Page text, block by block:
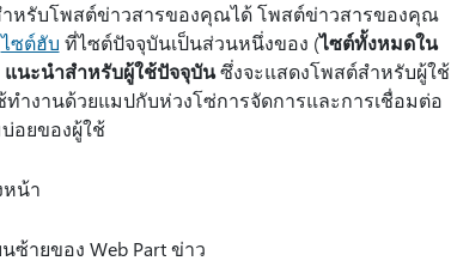
หรับโพสต์ข่าวสารของคุณได้ โพสต์ข่าวสารของคุณ
ไซต์ฮับ ที่ไซต์ปัจจุบันเป็นส่วนหนึ่งของ (ไซต์ทั้งหมดใน
แนะนําสําหรับผู้ใช้ปัจจุบันซึ่งจะแสดงโพสต์สําหรับผู้ใช้
างานด้วยแมปกับห่วงโซ่การจัดการและการเชื่อมต่อ
อยของผู้ใช้
น้า
ซ้ายของ Web Part ข่าว